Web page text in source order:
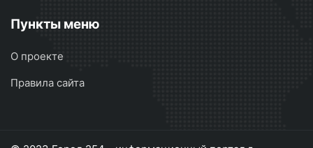
Пункты меню
О проекте
Правила сайта